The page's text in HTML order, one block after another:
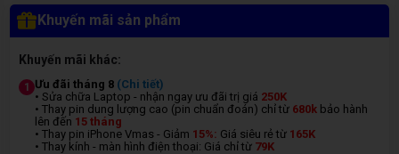
Khuyến mãi sản phẩm
Khuyến mãi khác:
1 Ưu đãi tháng 8 (Chi tiết)
• Sửa chữa Laptop - nhận ngay ưu đãi trị giá 250K
• Thay pin dung lượng cao (pin chuẩn đoán) chỉ từ 680k bảo hành
lên đến 15 tháng
• Thay pin iPhone Vmas - Giảm 15%: Giá siêu rẻ từ 165K
• Thay kính - màn hình điện thoại: Giá chỉ từ 79K